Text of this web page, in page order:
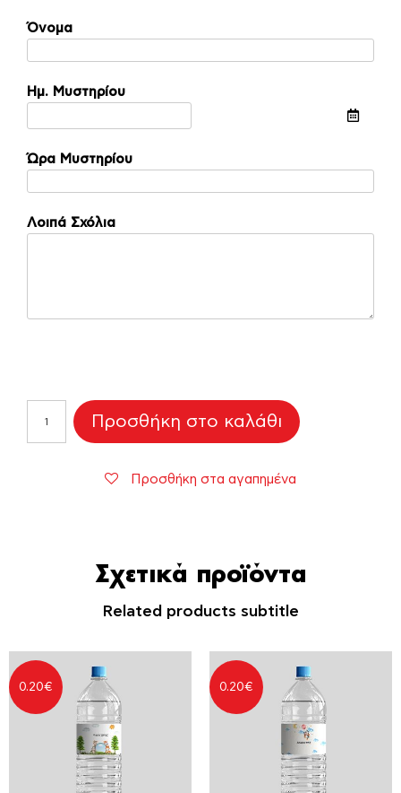
Όνομα
Ημ. Μυστηρίου
Ώρα Μυστηρίου
Λοιπά Σχόλια
Βάπτισης
Προσθήκη στο καλάθι
Προσθήκη στα αγαπημένα
Σχετικά προϊόντα
Related products subtitle
0.20€ 0.20€